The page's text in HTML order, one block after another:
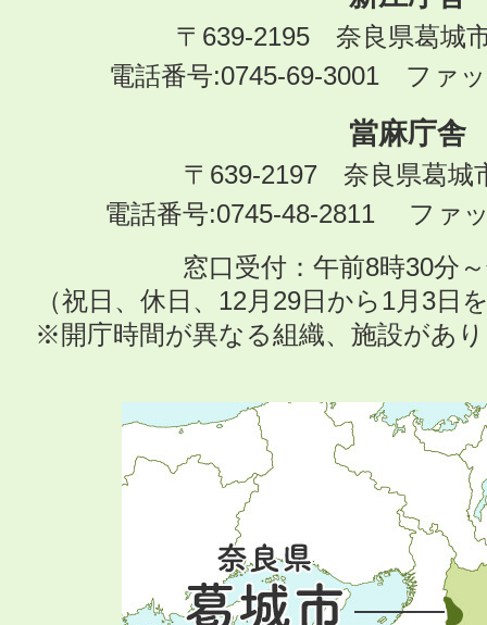
〒639-2195 奈良県葛城
電話番号:0745-69-3001 ファ
當麻庁舎
〒639-2197 奈良県葛城
電話番号:0745-48-2811 ファ
窓口受付：午前8時30分
（祝日、休日、12月29日から1月3日
※開庁時間が異なる組織、施設があ